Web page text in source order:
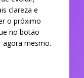
clareza e
o próximo
no botão
agora mesmo.